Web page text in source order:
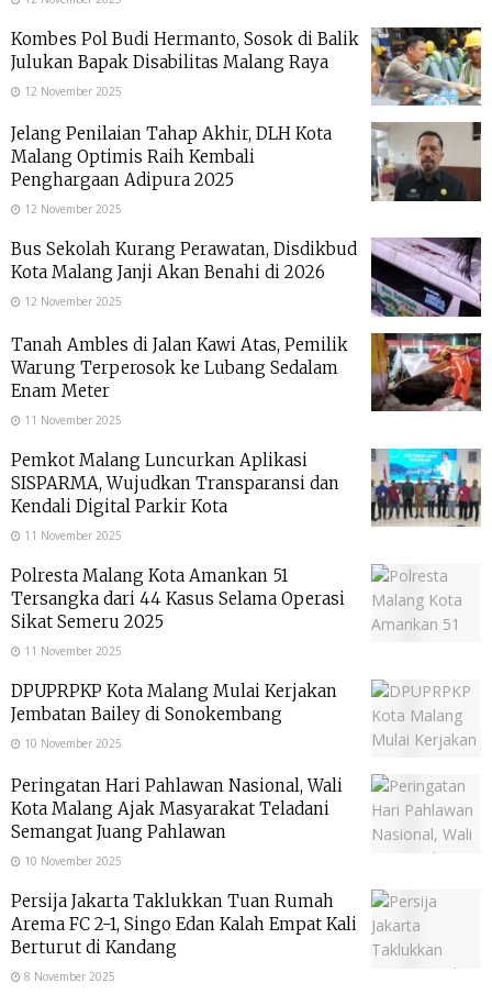
Kombes Pol Budi Hermanto, Sosok di Balik
Julukan Bapak Disabilitas Malang Raya
12 November 2025
Jelang Penilaian Tahap Akhir, DLH Kota
Malang Optimis Raih Kembali
Penghargaan Adipura 2025
12 November 2025
Bus Sekolah Kurang Perawatan, Disdikbud
Kota Malang Janji Akan Benahi di 2026
12 November 2025
Tanah Ambles di Jalan Kawi Atas, Pemilik
Warung Terperosok ke Lubang Sedalam
Enam Meter
11 November 2025
Pemkot Malang Luncurkan Aplikasi
SISPARMA, Wujudkan Transparansi dan
Kendali Digital Parkir Kota
11 November 2025
Polresta Malang Kota Amankan 51
Tersangka dari 44 Kasus Selama Operasi
Sikat Semeru 2025
11 November 2025
DPUPRPKP Kota Malang Mulai Kerjakan
Jembatan Bailey di Sonokembang
10 November 2025
Peringatan Hari Pahlawan Nasional, Wali
Kota Malang Ajak Masyarakat Teladani
Semangat Juang Pahlawan
10 November 2025
Persija Jakarta Taklukkan Tuan Rumah
Arema FC 2-1, Singo Edan Kalah Empat Kali
Berturut di Kandang
8 November 2025